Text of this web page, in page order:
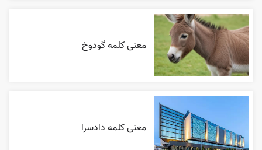
معنی کلمه گودوخ
معنی کلمه دادسرا